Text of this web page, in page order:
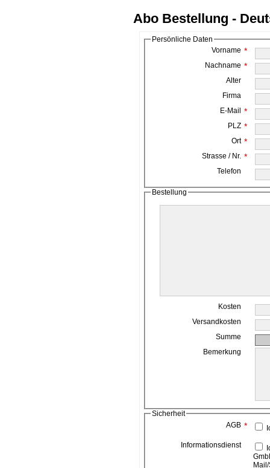
Abo Bestellung -
Persönliche Daten
Vorname *
Nachname *
Alter
Firma
E-Mail
*
PLZ *
Ort *
Strasse / Nr. *
Telefon
Bestellung
Kosten
Versandkosten
Summe
Bemerkung
Sicherheit
AGB *
Informationsdienst